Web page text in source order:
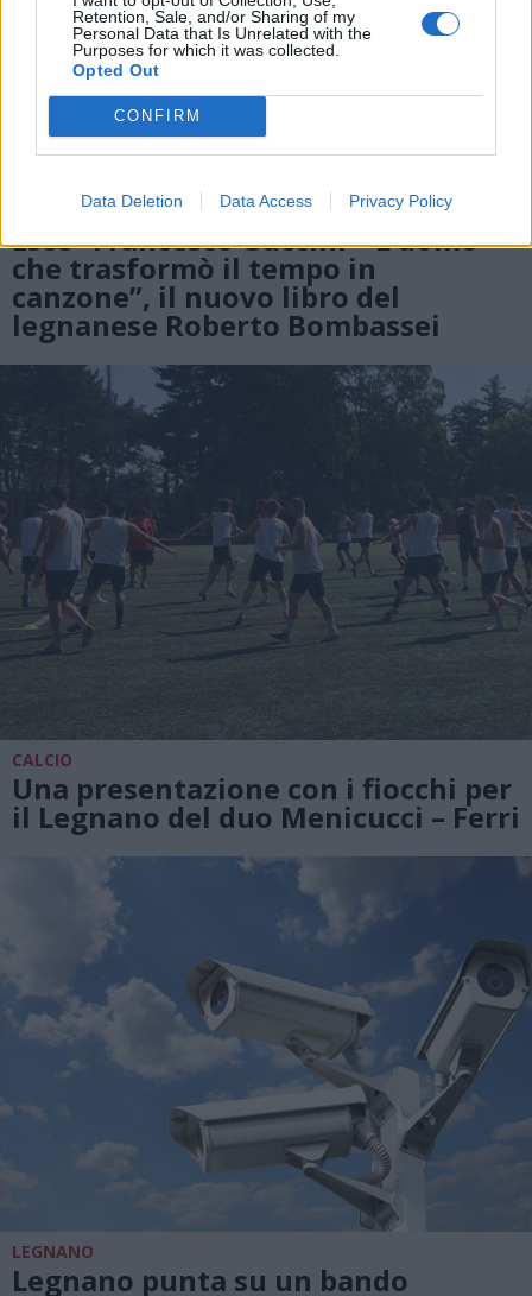
Retention, Sale, and/or Sharing of my
Personal Data that Is Unrelated with the
Purposes for which it was collected.
Opted Out
CONFIRM
Data Deletion Data Access Privacy Policy
LEGNANO
Esce “Francesco Guccini – L’uomo
che trasformò il tempo in
canzone”, il nuovo libro del
legnanese Roberto Bombassei
CALCIO
Una presentazione con i fiocchi per
il Legnano del duo Menicucci – Ferri
LEGNANO
Legnano punta su un bando